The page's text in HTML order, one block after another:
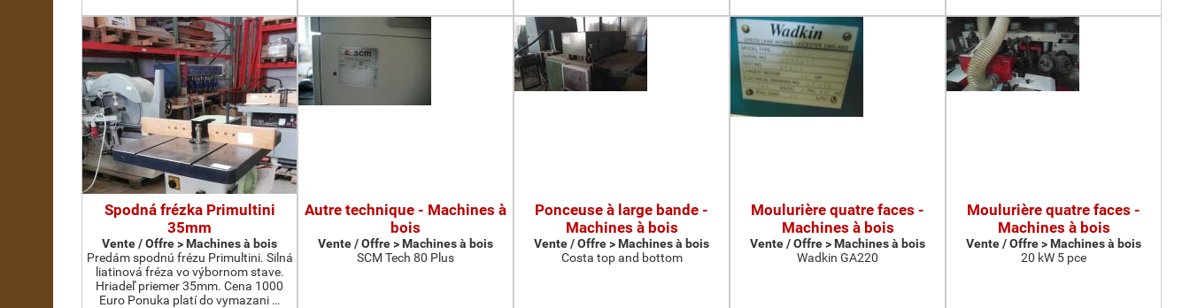
Spodná frézka Primultini
35mm
Vente / Offre > Machines à bois
Predám spodnú frézu Primultini. Silná
liatinová fréza vo výbornom stave.
Hriadeľ priemer 35mm. Cena 1000
Euro Ponuka platí do vymazani …
Autre technique - Machines à
bois
Vente / Offre > Machines à bois
SCM Tech 80 Plus
Ponceuse à large bande -
Machines à bois
Vente / Offre > Machines à bois
Costa top and bottom
Moulurière quatre faces -
Machines à bois
Vente / Offre > Machines à bois
Wadkin GA220
Moulurière quatre faces -
Machines à bois
Vente / Offre > Machines à bois
20 kW 5 pce